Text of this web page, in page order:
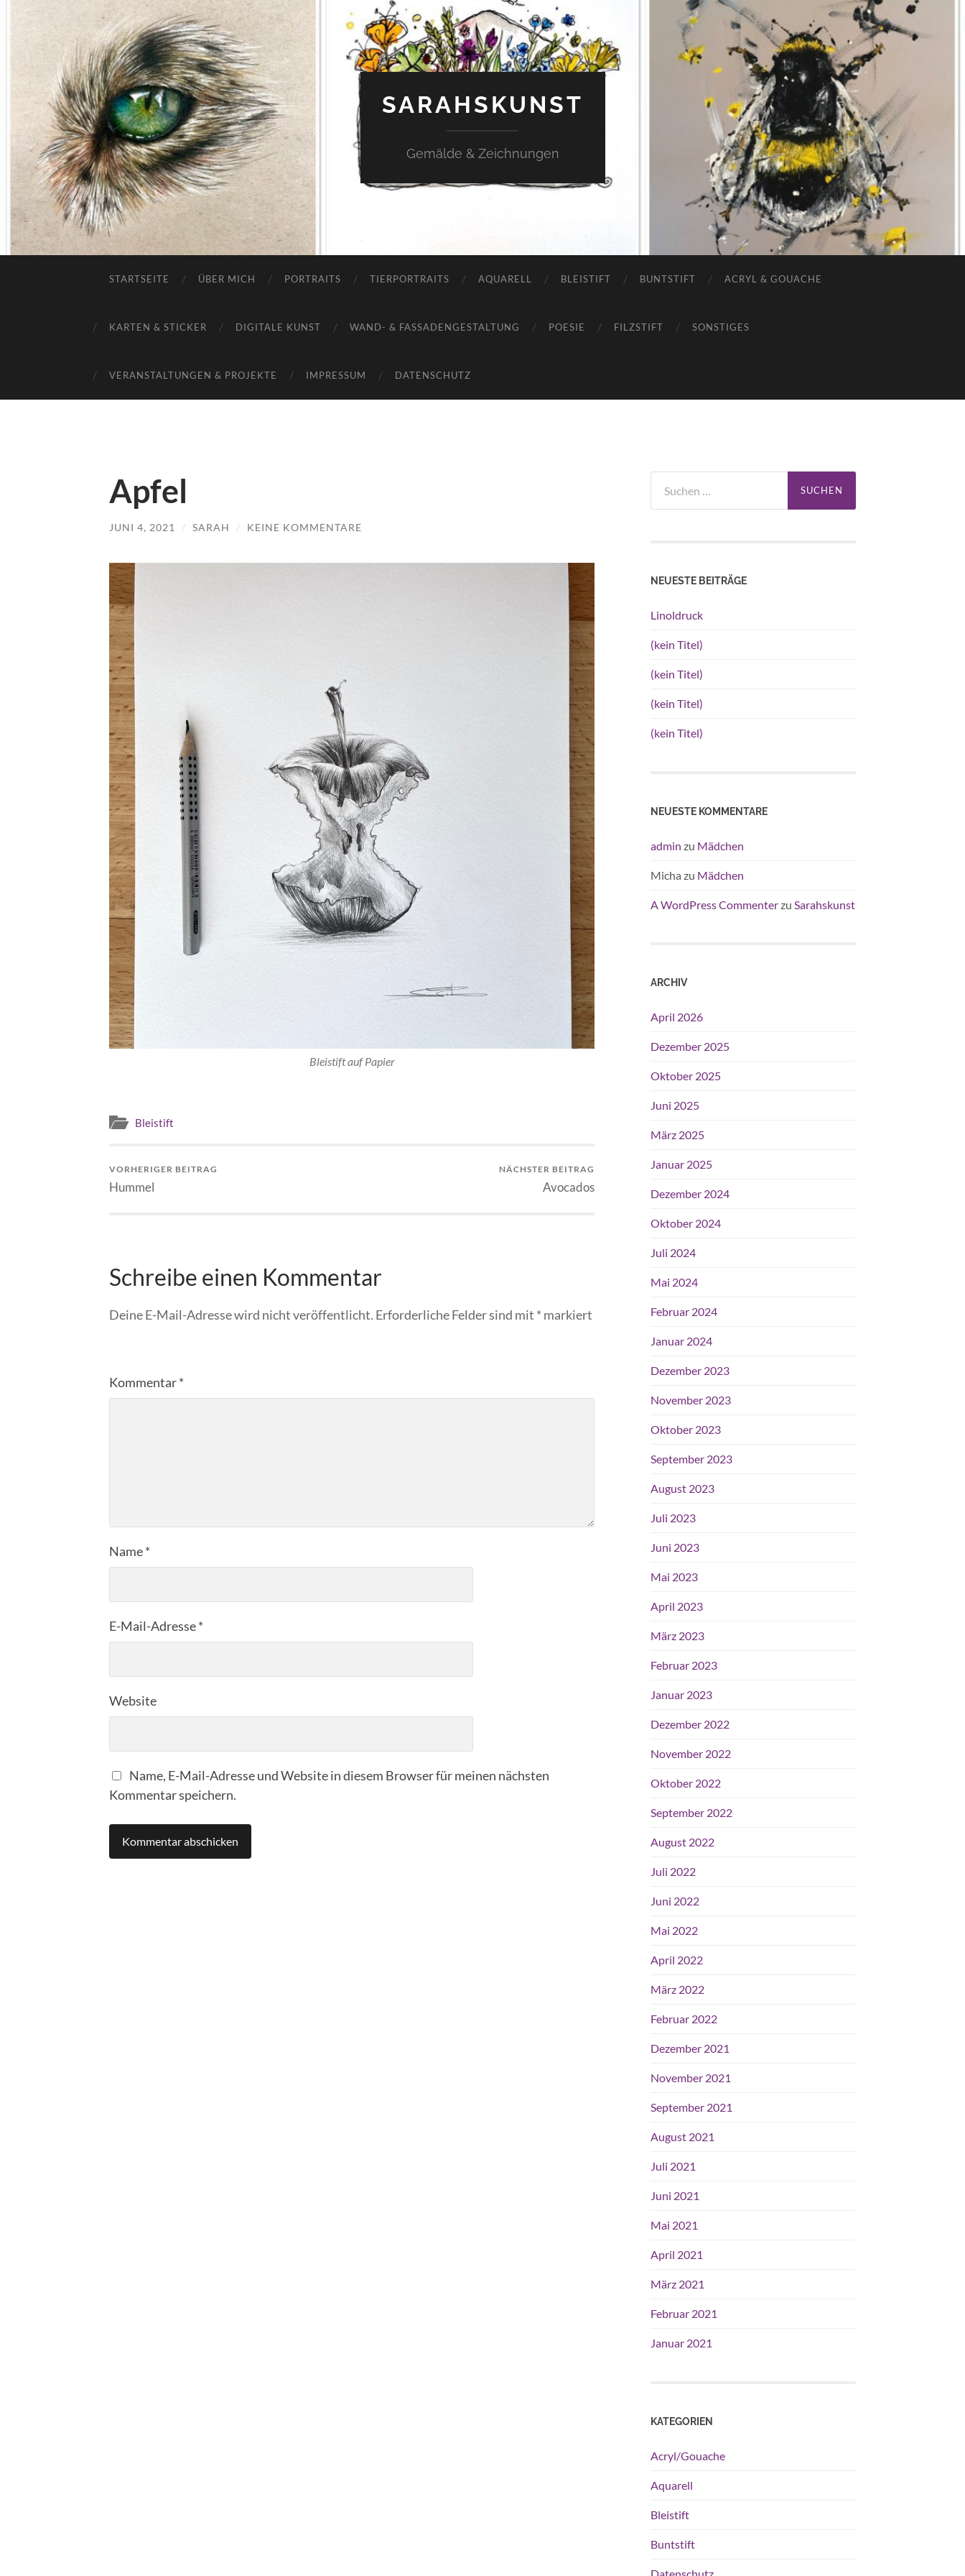
SARAHSKUNST
Gemälde & Zeichnungen
STARTSEITE ÜBER MICH PORTRAITS TIERPORTRAITS AQUARELL BLEISTIFT BUNTSTIFT ACRYL & GOUACHE
KARTEN & STICKER DIGITALE KUNST WAND- & FASSADENGESTALTUNG POESIE FILZSTIFT SONSTIGES
VERANSTALTUNGEN & PROJEKTE IMPRESSUM DATENSCHUTZ
Apfel
JUNI 4, 2021 / SARAH / KEINE KOMMENTARE
Bleistift auf Papier
Bleistift
VORHERIGER BEITRAG
Hummel
NÄCHSTER BEITRAG
Avocados
Schreibe einen Kommentar
Deine E-Mail-Adresse wird nicht veröffentlicht. Erforderliche Felder sind mit * markiert
Kommentar*
Name*
E-Mail-Adresse*
Website
Name, E-Mail-Adresse und Website in diesem Browser für meinen nächsten
Kommentar speichern.
nach:
NEUESTE BEITRÄGE
Linoldruck
(kein Titel)
(kein Titel)
(kein Titel)
(kein Titel)
NEUESTE KOMMENTARE
admin zu Mädchen
Micha zu Mädchen
A WordPress Commenterzu Sarahskunst
ARCHIV
April 2026
Dezember 2025
Oktober 2025
Juni 2025
März 2025
Januar 2025
Dezember 2024
Oktober 2024
Juli 2024
Mai 2024
Februar 2024
Januar 2024
Dezember 2023
November 2023
Oktober 2023
September 2023
August 2023
Juli 2023
Juni 2023
Mai 2023
April 2023
März 2023
Februar 2023
Januar 2023
Dezember 2022
November 2022
Oktober 2022
September 2022
August 2022
Juli 2022
Juni 2022
Mai 2022
April 2022
März 2022
Februar 2022
Dezember 2021
November 2021
September 2021
August 2021
Juli 2021
Juni 2021
Mai 2021
April 2021
März 2021
Februar 2021
Januar 2021
KATEGORIEN
Acryl/Gouache
Aquarell
Bleistift
Buntstift